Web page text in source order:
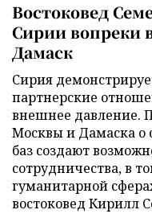
Востоковед
Сирии вопреки
Дамаск
Сирия
партнерские
внешнее давление.
Москвы и Дамаска о
баз создают
сотрудничества, в
гуманитарной
востоковед Кирилл